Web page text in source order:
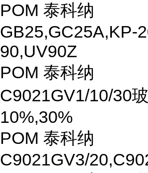
POM 泰科纳
GB25,GC25A,KP-
90,UV90Z
POM 泰科纳
C9021GV1/10/30
10%,30%
POM 泰科纳
C9021GV3/